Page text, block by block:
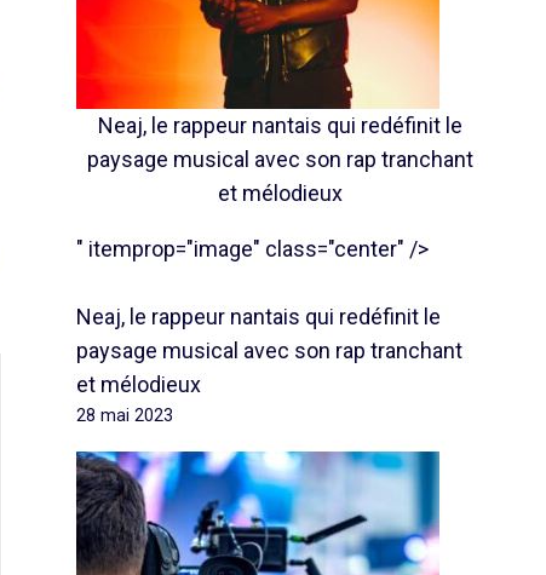
Neaj, le rappeur nantais qui redéfinit le
paysage musical avec son rap tranchant
et mélodieux
" itemprop="image" class="center" />
Neaj, le rappeur nantais qui redéfinit le
paysage musical avec son rap tranchant
et mélodieux
28 mai 2023